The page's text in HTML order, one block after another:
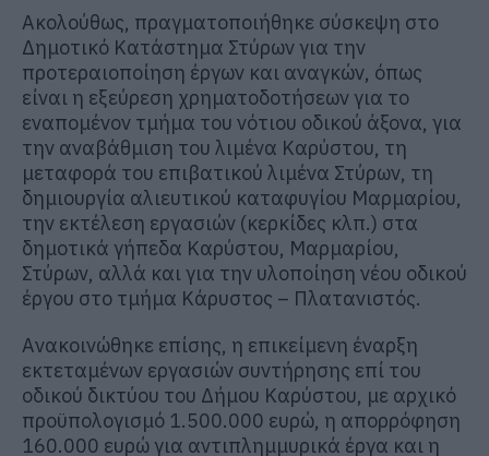
Ακολούθως, πραγματοποιήθηκε σύσκεψη στο
Δημοτικό Κατάστημα Στύρων για την
προτεραιοποίηση έργων και αναγκών, όπως
είναι η εξεύρεση χρηματοδοτήσεων για το
εναπομένον τμήμα του νότιου οδικού άξονα, για
την αναβάθμιση του λιμένα Καρύστου, τη
μεταφορά του επιβατικού λιμένα Στύρων, τη
δημιουργία αλιευτικού καταφυγίου Μαρμαρίου,
την εκτέλεση εργασιών (κερκίδες κλπ.) στα
δημοτικά γήπεδα Καρύστου, Μαρμαρίου,
Στύρων, αλλά και για την υλοποίηση νέου οδικού
έργου στο τμήμα Κάρυστος – Πλατανιστός.
Ανακοινώθηκε επίσης, η επικείμενη έναρξη
εκτεταμένων εργασιών συντήρησης επί του
οδικού δικτύου του Δήμου Καρύστου, με αρχικό
προϋπολογισμό 1.500.000 ευρώ, η απορρόφηση
160.000 ευρώ για αντιπλημμυρικά έργα και η